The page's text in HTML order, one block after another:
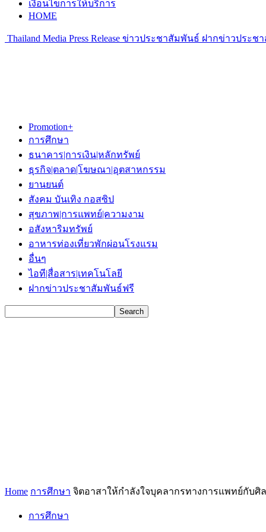
เงื่อนไขการให้บริการ
HOME
Thailand Media Press Release ข่าวประชาสัมพันธ์ ฝากข่าวประ
Promotion+
การศึกษา
ธนาคาร|การเงิน|หลักทรัพย์
ธุรกิจ|ตลาด|โฆษณา|อุตสาหกรรม
ยานยนต์
สังคม บันเทิง กอสซิป
สุขภาพ|การแพทย์|ความงาม
อสังหาริมทรัพย์
อาหารท่องเที่ยวพักผ่อนโรงแรม
อื่นๆ
ไอที|สื่อสาร|เทคโนโลยี
ฝากข่าวประชาสัมพันธ์ฟรี
Home การศึกษา จิตอาสาให้กำลังใจบุคลากรทางการแพทย์กับศิ
การศึกษา